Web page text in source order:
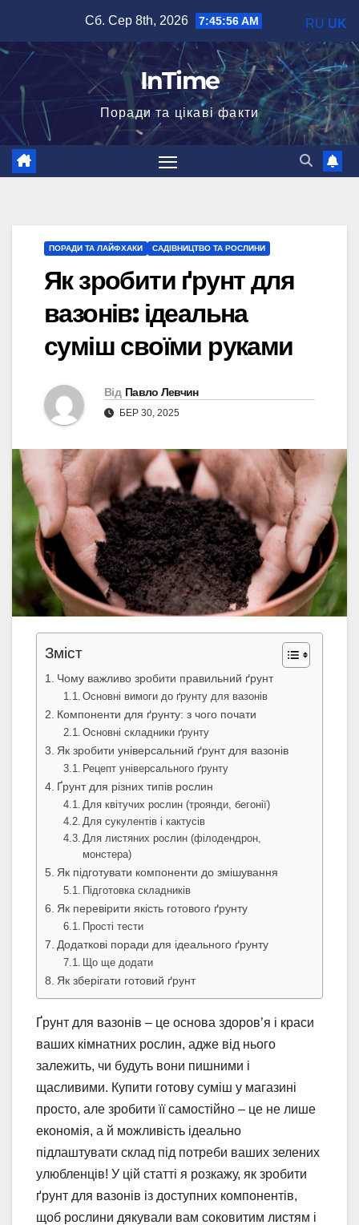
вмісту
Сб. Сер 8th, 2026 7:45:57 AM
InTime
Поради та цікаві факти
ПОРАДИ ТА ЛАЙФХАКИ САДІВНИЦТВО ТА РОСЛИНИ
Як зробити ґрунт для
вазонів: ідеальна
суміш своїми руками
Від Павло Левчин
БЕР 30, 2025
Зміст
Чому важливо зробити правильний ґрунт
Основні вимоги до ґрунту для вазонів
Компоненти для ґрунту: з чого почати
Основні складники ґрунту
Як зробити універсальний ґрунт для вазонів
Рецепт універсального ґрунту
Ґрунт для різних типів рослин
Для квітучих рослин (троянди, бегонії)
Для сукулентів і кактусів
Для листяних рослин (філодендрон,
монстера)
Як підготувати компоненти до змішування
Підготовка складників
Як перевірити якість готового ґрунту
Прості тести
Додаткові поради для ідеального ґрунту
Що ще додати
Як зберігати готовий ґрунт
Ґрунт для вазонів – це основа здоров’я і краси
ваших кімнатних рослин, адже від нього
залежить, чи будуть вони пишними і
щасливими. Купити готову суміш у магазині
просто, але зробити її самостійно – це не лише
економія, а й можливість ідеально
підлаштувати склад під потреби ваших зелених
улюбленців! У цій статті я розкажу, як зробити
ґрунт для вазонів із доступних компонентів,
щоб рослини дякували вам соковитим листям і
RU UK